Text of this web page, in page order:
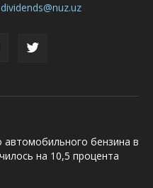
dividends@nuz.uz
автомобильного бензина в
на 10,5 процента